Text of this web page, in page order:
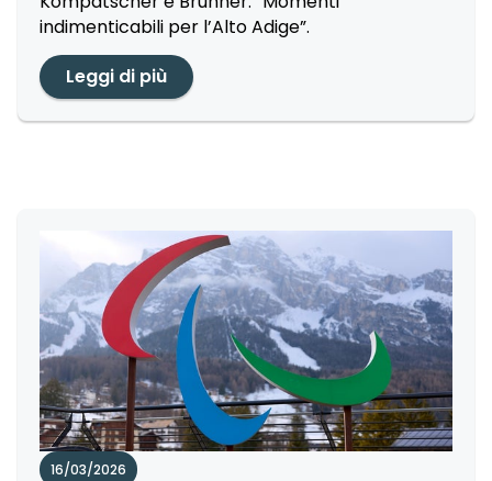
indimenticabili per l’Alto Adige”.
Leggi di più
16/03/2026